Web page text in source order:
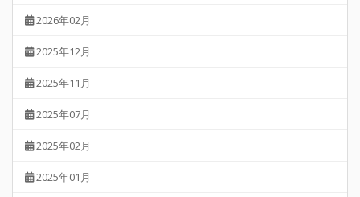
2026年02月
2025年12月
2025年11月
2025年07月
2025年02月
2025年01月